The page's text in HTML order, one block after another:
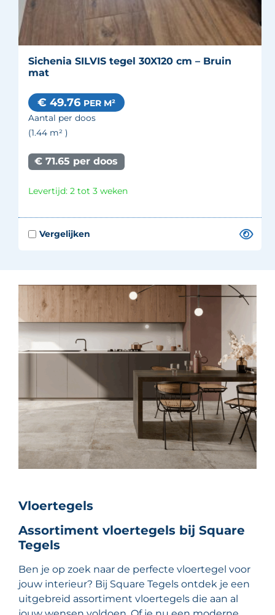
Sichenia SILVIS tegel 30X120 cm – Bruin
mat
€ 49.76 PER M²
Aantal per doos
(1.44 m² )
€ 71.65 per doos
Levertijd: 2 tot 3 weken
Vloertegels
Assortiment vloertegels bij Square
Tegels
Ben je op zoek naar de perfecte vloertegel voor
jouw interieur? Bij Square Tegels ontdek je een
uitgebreid assortiment vloertegels die aan al